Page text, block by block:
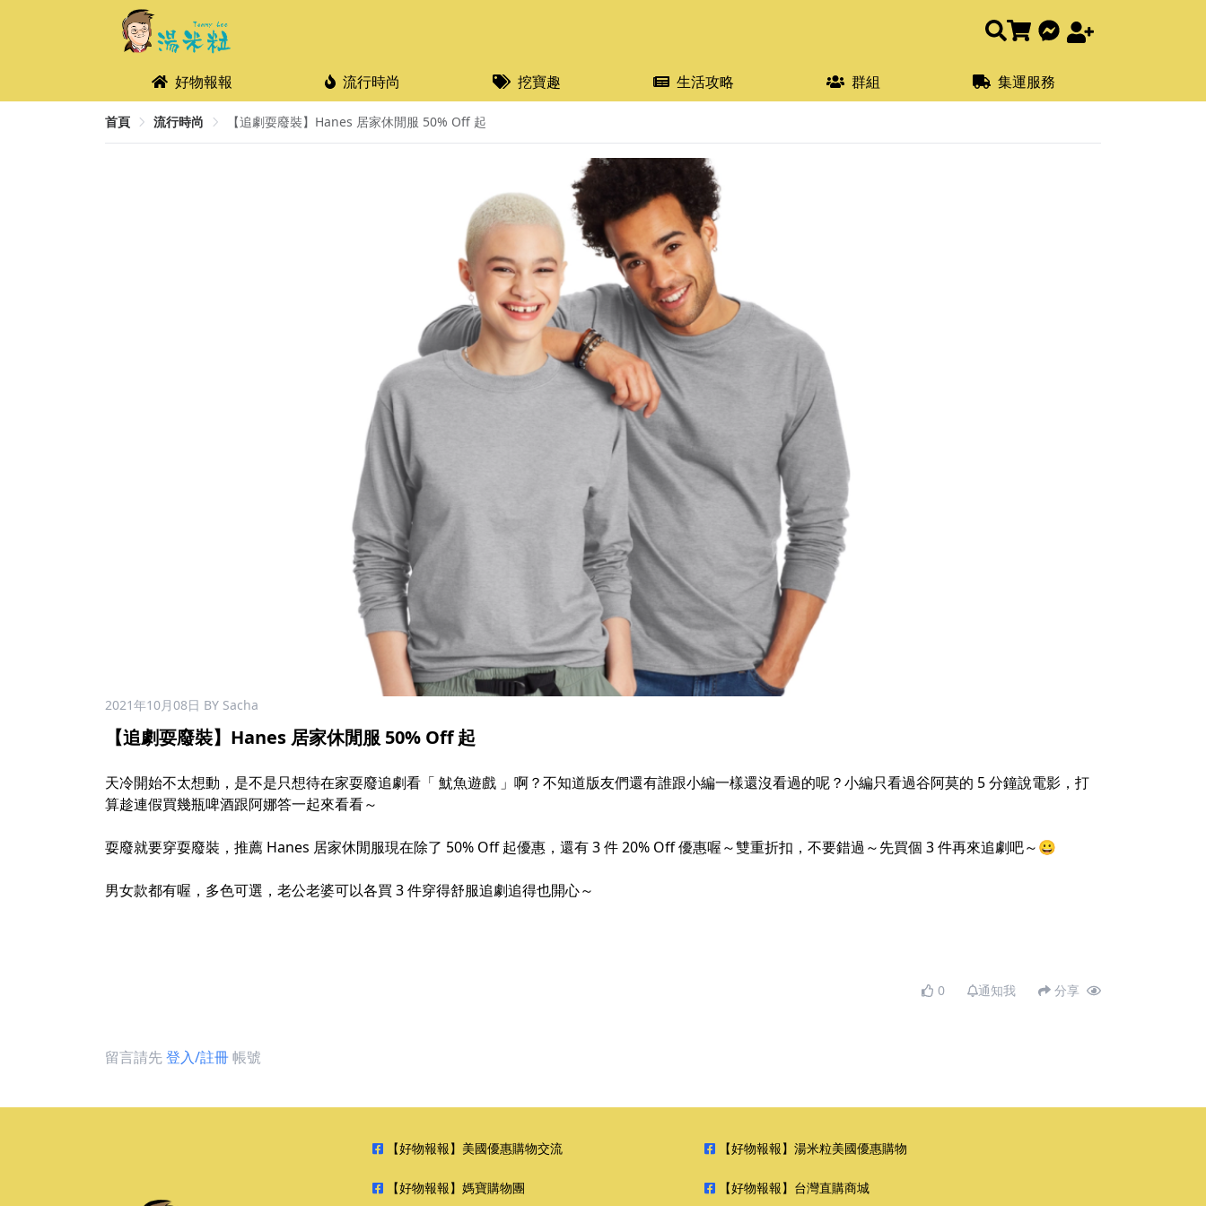
好物報報 流行時尚 挖寶趣 生活攻略 群組 集運服務
首頁 流行時尚 【追劇耍廢裝】Hanes 居家休閒服 50% Off 起
2021年10月08日 BY Sacha
【追劇耍廢裝】Hanes 居家休閒服 50% Off 起
天冷開始不太想動，是不是只想待在家耍廢追劇看「 魷魚遊戲 」啊？不知道版友們還有誰跟小編一樣還沒看過的呢？小編只看過谷阿莫的 5 分鐘說電影，打
算趁連假買幾瓶啤酒跟阿娜答一起來看看～
耍廢就要穿耍廢裝，推薦 Hanes 居家休閒服現在除了 50% Off 起優惠，還有 3 件 20% Off 優惠喔～雙重折扣，不要錯過～先買個 3 件再來追劇吧～😀
男女款都有喔，多色可選，老公老婆可以各買 3 件穿得舒服追劇追得也開心～
0 通知我 分享
留言請先登入/註冊帳號
【好物報報】美國優惠購物交流 【好物報報】湯米粒美國優惠購物
【好物報報】媽寶購物團 【好物報報】台灣直購商城